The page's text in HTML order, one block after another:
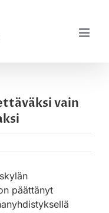
vain
päättänyt